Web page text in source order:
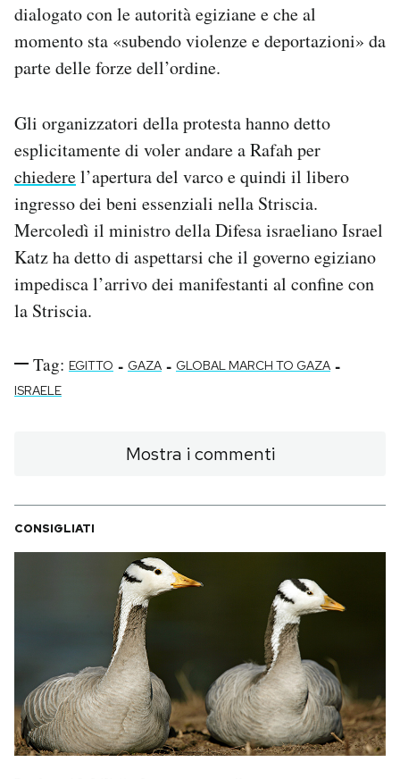
dialogato con le autorità egiziane e che al
momento sta «subendo violenze e deportazioni» da
parte delle forze dell’ordine.
Gli organizzatori della protesta hanno detto
esplicitamente di voler andare a Rafah per
chiederel’apertura del varco e quindi il libero
ingresso dei beni essenziali nella Striscia.
Mercoledì il ministro della Difesa israeliano Israel
Katz ha detto di aspettarsi che il governo egiziano
impedisca l’arrivo dei manifestanti al confine con
la Striscia.
Tag: EGITTO - GAZA - GLOBAL MARCH TO GAZA -
ISRAELE
Mostra i commenti
CONSIGLIATI